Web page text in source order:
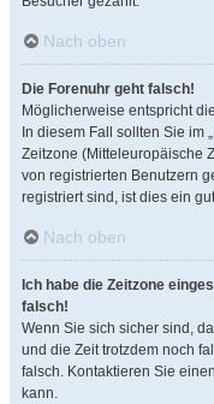
Nach oben
Die Forenuhr geht falsch!
Möglicherweise entspricht
In diesem Fall sollten Sie im
Zeitzone (Mitteleuropäische
von registrierten Benutzern
registriert sind, ist dies ein
Nach oben
Ich habe die Zeitzone
falsch!
Wenn Sie sich sicher sind,
und die Zeit trotzdem noch
falsch. Kontaktieren Sie
kann.